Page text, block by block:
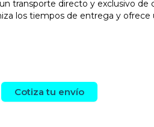
transporte directo y exclusivo
los tiempos de entrega y
Cotiza tu envío